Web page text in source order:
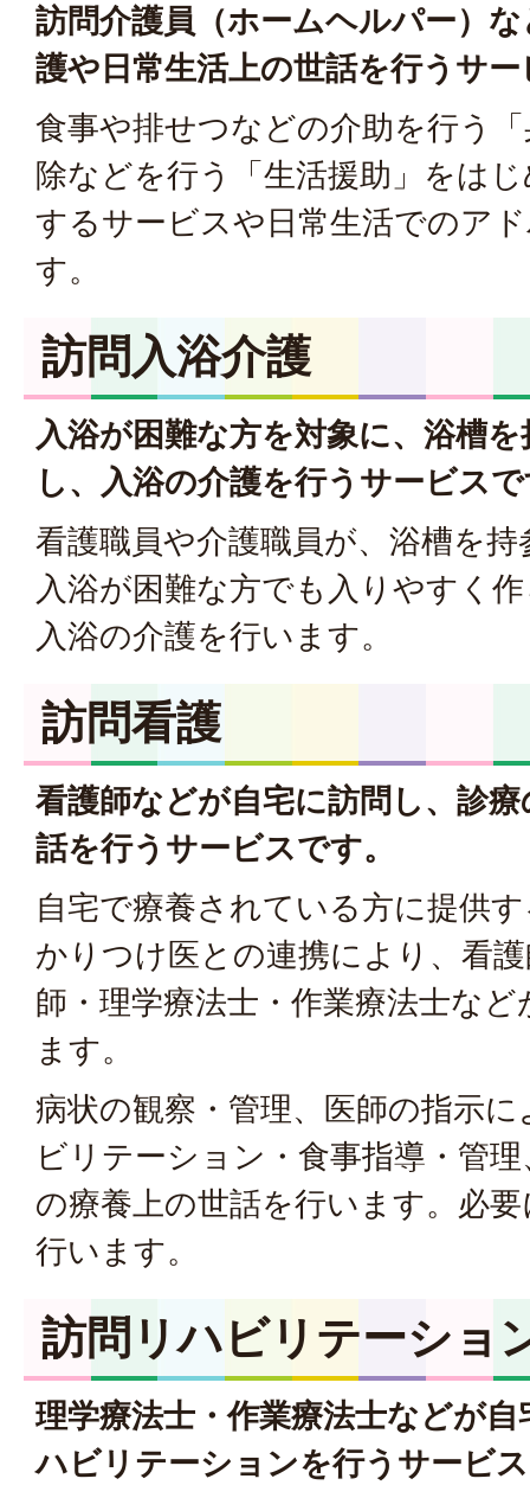
訪問介護員（ホームヘルパー）
護や日常生活上の世話を行うサ
食事や排せつなどの介助を行う
除などを行う「生活援助」をは
するサービスや日常生活でのア
す。
訪問入浴介護
入浴が困難な方を対象に、浴槽
し、入浴の介護を行うサービス
看護職員や介護職員が、浴槽を
入浴が困難な方でも入りやすく
入浴の介護を行います。
訪問看護
看護師などが自宅に訪問し、診
話を行うサービスです。
自宅で療養されている方に提供
かりつけ医との連携により、看
師・理学療法士・作業療法士な
ます。
病状の観察・管理、医師の指示
ビリテーション・食事指導・管
の療養上の世話を行います。必
行います。
訪問リハビリテーショ
理学療法士・作業療法士などが
ハビリテーションを行うサービ